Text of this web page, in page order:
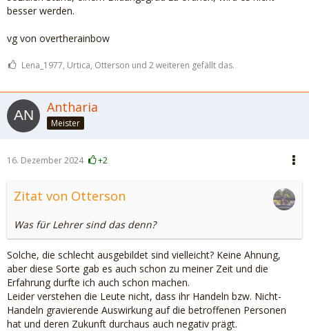
besser werden.
vg von overtherainbow
Lena_1977, Urtica, Otterson und 2 weiteren gefällt das.
Antharia
Meister
16. Dezember 2024 +2
Zitat von Otterson
Was für Lehrer sind das denn?
Solche, die schlecht ausgebildet sind vielleicht? Keine Ahnung,
aber diese Sorte gab es auch schon zu meiner Zeit und die
Erfahrung durfte ich auch schon machen.
Leider verstehen die Leute nicht, dass ihr Handeln bzw. Nicht-
Handeln gravierende Auswirkung auf die betroffenen Personen
hat und deren Zukunft durchaus auch negativ prägt.